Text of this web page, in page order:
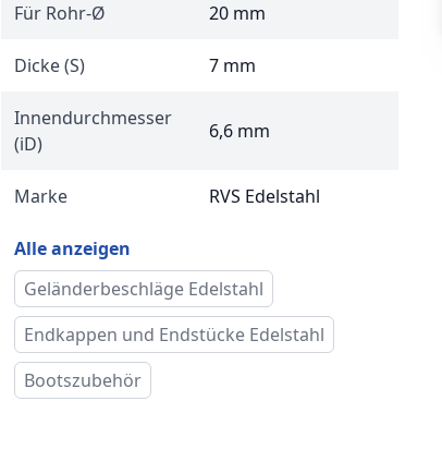
Für Rohr-Ø 20 mm
Dicke (S) 7 mm
Innendurchmesser
(iD)
6,6 mm
Marke RVS Edelstahl
Alle anzeigen
Geländerbeschläge Edelstahl
Endkappen und Endstücke Edelstahl
Bootszubehör